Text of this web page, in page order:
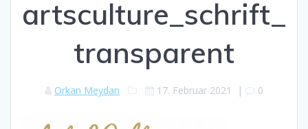
artsculture_schrift_
transparent
Orkan Meydan 17. Februar 2021 | 0